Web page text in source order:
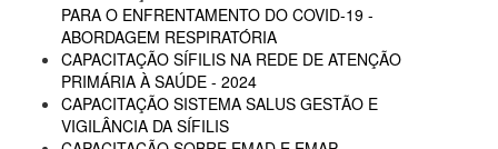
PARA O ENFRENTAMENTO DO COVID-19 -
ABORDAGEM RESPIRATÓRIA
CAPACITAÇÃO SÍFILIS NA REDE DE ATENÇÃO
PRIMÁRIA À SAÚDE - 2024
CAPACITAÇÃO SISTEMA SALUS GESTÃO E
VIGILÂNCIA DA SÍFILIS